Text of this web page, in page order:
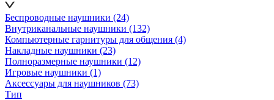
Беспроводные наушники (24)
Внутриканальные наушники (132)
Компьютерные гарнитуры для общения (4)
Накладные наушники (23)
Полноразмерные наушники (12)
Игровые наушники (1)
Аксессуары для наушников (73)
Тип